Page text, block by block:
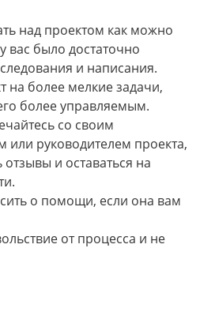
над проектом как можно
вас было достаточно
и написания.
на более мелкие задачи,
более управляемым.
со своим
или руководителем проекта,
и оставаться на
о помощи, если она вам
от процесса и не